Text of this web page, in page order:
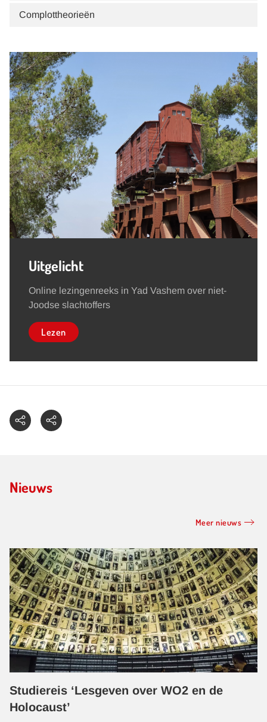
Complottheorieën
Uitgelicht
Online lezingenreeks in Yad Vashem over niet-
Joodse slachtoffers
Lezen
Nieuws
Meer nieuws
Studiereis ‘Lesgeven over WO2 en de
Holocaust’